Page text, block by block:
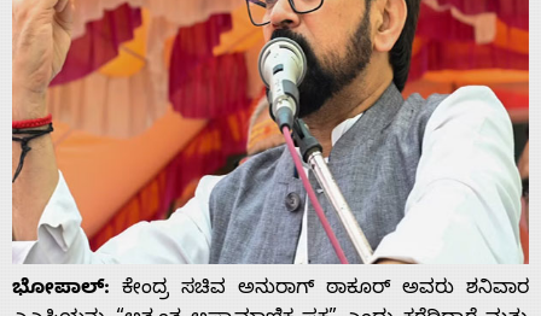
ಭೋಪಾಲ್: ಕೇಂದ್ರ ಸಚಿವ ಅನುರಾಗ್ ಠಾಕೂರ್ ಅವರು ಶನಿವಾರ